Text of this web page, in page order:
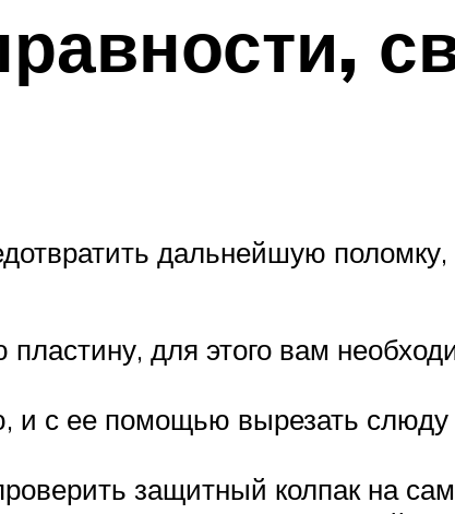
дальнейшую
для этого вам
и с ее помощью вырезать слюду
защитный колпак на